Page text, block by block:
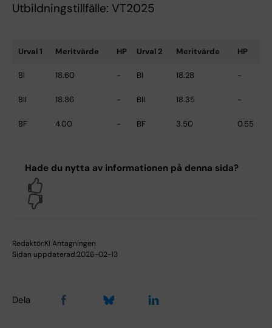
Utbildningstillfälle: VT2025
Urval 1 Meritvärde HP Urval 2 Meritvärde HP
BI 18.60 - BI 18.28 -
BII 18.86 - BII 18.35 -
BF 4.00 - BF 3.50 0.55
Hade du nytta av informationen på denna sida?
Redaktör:KI Antagningen
Sidan uppdaterad:2026-02-13
Dela